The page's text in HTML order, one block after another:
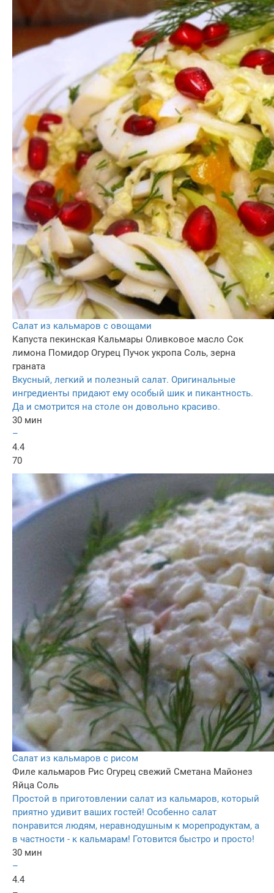
Салат из кальмаров с овощами
Капуста пекинская Кальмары Оливковое масло Сок
лимона Помидор Огурец Пучок укропа Соль, зерна
граната
Вкусный, легкий и полезный салат. Оригинальные
ингредиенты придают ему особый шик и пикантность.
Да и смотрится на столе он довольно красиво.
30 мин
–
4.4
70
Салат из кальмаров с рисом
Филе кальмаров Рис Огурец свежий Сметана Майонез
Яйца Соль
Простой в приготовлении салат из кальмаров, который
приятно удивит ваших гостей! Особенно салат
понравится людям, неравнодушным к морепродуктам, а
в частности - к кальмарам! Готовится быстро и просто!
30 мин
–
4.4